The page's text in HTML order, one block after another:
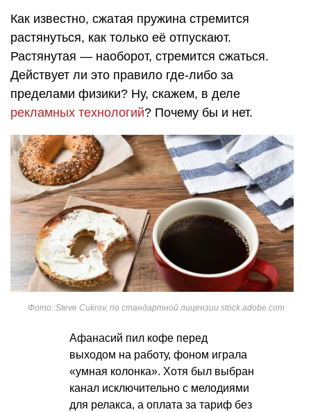
Как известно, сжатая пружина стремится
растянуться, как только её отпускают.
Растянутая — наоборот, стремится сжаться.
Действует ли это правило где-либо за
пределами физики? Ну, скажем, в деле
рекламных технологий? Почему бы и нет.
Фото: Steve Cukrov, по стандартной лицензии stock.adobe.com
Афанасий пил кофе перед
выходом на работу, фоном играла
«умная колонка». Хотя был выбран
канал исключительно с мелодиями
для релакса, а оплата за тариф без